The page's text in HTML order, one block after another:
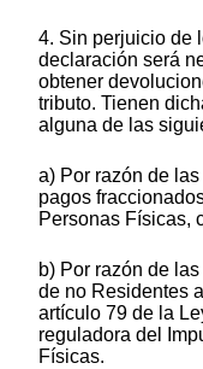
4. Sin perjuicio de
declaración será
obtener
tributo. Tienen
alguna de las
a) Por razón de
pagos
Personas Físicas,
b) Por razón de
de no Residentes
artículo 79 de la
reguladora del
Físicas.